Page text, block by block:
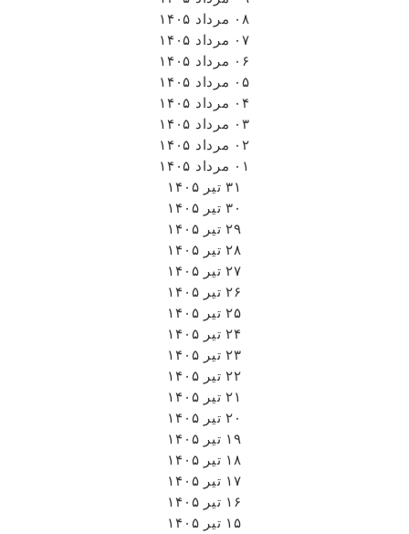
۰۸ مرداد ۱۴۰۵
۰۷ مرداد ۱۴۰۵
۰۶ مرداد ۱۴۰۵
۰۵ مرداد ۱۴۰۵
۰۴ مرداد ۱۴۰۵
۰۳ مرداد ۱۴۰۵
۰۲ مرداد ۱۴۰۵
۰۱ مرداد ۱۴۰۵
۳۱ تیر ۱۴۰۵
۳۰ تیر ۱۴۰۵
۲۹ تیر ۱۴۰۵
۲۸ تیر ۱۴۰۵
۲۷ تیر ۱۴۰۵
۲۶ تیر ۱۴۰۵
۲۵ تیر ۱۴۰۵
۲۴ تیر ۱۴۰۵
۲۳ تیر ۱۴۰۵
۲۲ تیر ۱۴۰۵
۲۱ تیر ۱۴۰۵
۲۰ تیر ۱۴۰۵
۱۹ تیر ۱۴۰۵
۱۸ تیر ۱۴۰۵
۱۷ تیر ۱۴۰۵
۱۶ تیر ۱۴۰۵
۱۵ تیر ۱۴۰۵